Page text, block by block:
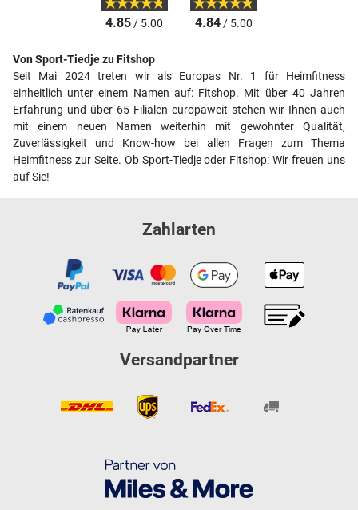
4.85/ 5.00 4.84/ 5.00
Von Sport-Tiedje zu Fitshop
Seit Mai 2024 treten wir als Europas Nr. 1 für Heimfitness
einheitlich unter einem Namen auf: Fitshop. Mit über 40 Jahren
Erfahrung und über 65 Filialen europaweit stehen wir Ihnen auch
mit einem neuen Namen weiterhin mit gewohnter Qualität,
Zuverlässigkeit und Know-how bei allen Fragen zum Thema
Heimfitness zur Seite. Ob Sport-Tiedje oder Fitshop: Wir freuen uns
auf Sie!
Zahlarten
Versandpartner